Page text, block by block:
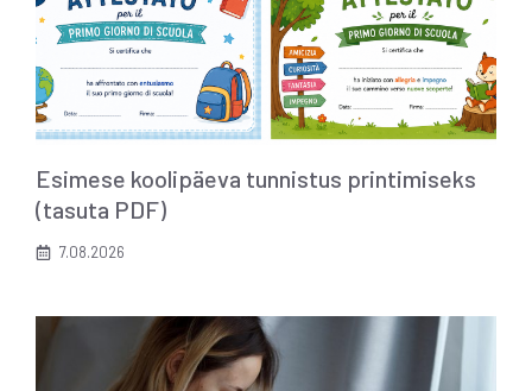
Esimese koolipäeva tunnistus printimiseks
(tasuta PDF)
7.08.2026